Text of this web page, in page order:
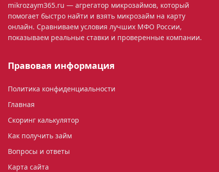
mikrozaym365.ru — агрегатор микрозаймов, который
помогает быстро найти и взять микрозайм на карту
онлайн. Сравниваем условия лучших МФО России,
показываем реальные ставки и проверенные компании.
Правовая информация
Политика конфиденциальности
Главная
Скоринг калькулятор
Как получить займ
Вопросы и ответы
Карта сайта